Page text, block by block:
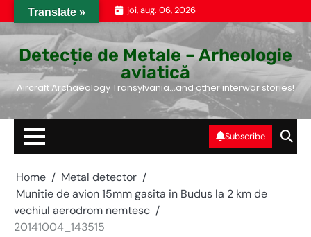
to
joi, aug. 06, 2026
Detecție de Metale – Arheologie
aviatică
Aircraft Archaeology Transylvania…and other interwar stories!
Subscribe
Home
Metal detector
Munitie de avion 15mm gasita in Budus la 2 km de
vechiul aerodrom nemtesc
20141004_143515
Translate »